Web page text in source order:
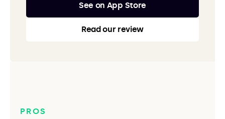
See on App Store
Read our review
PROS